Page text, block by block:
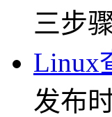
三步
Linux
发布